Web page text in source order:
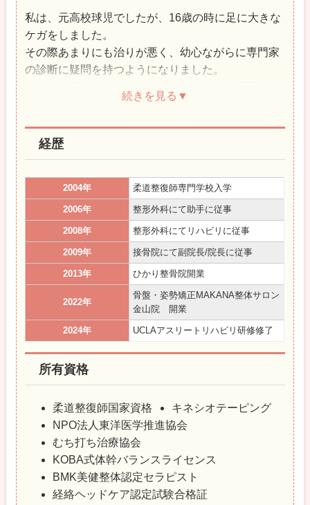
私は、元高校球児でしたが、16歳の時に足に大きな
ケガをしました。
その際あまりにも治りが悪く、幼心ながらに専門家
の診断に疑問を持つようになりました。
その疑問が解消できないことから、私は自身で身体
のことを学ぼう・治せるようになろうと この業界へ
10代の頃飛び込むことにしました。
20代前半は、有名整形外科にてスパルタ指導を受
け、 その後も整形外科や接骨院にて手技向上のため
修行の毎日を過ごしました。
治療経験が10年あまりたった頃、やがてこの仕事を
天職と思うようになり、 多くの方に信頼してもらえ
る整骨院を自分で持ちたいと、「ひかり整骨院」を
開院することにしたのです。
これまで多くのお客様にご来院いただきましたが、
施術の効果を実感していただき、辛そうだった表情
がパッと明るくなるのを見るのが、やりがいです。
『お客様に最高の施術がしたい。』
そんな思いで施術を行っております。
私が10代の頃に感じたような、診断に疑問を感じる
ようなことは 当院ではありません。
お身体の状態、施術に関してしっかりお話しさせて
いただいています。
経歴
2004年 柔道整復師専門学校入学
2006年 整形外科にて助手に従事
2008年 整形外科にてリハビリに従事
2009年 接骨院にて副院長/院長に従事
2013年 ひかり整骨院開業
2022年
骨盤・姿勢矯正MAKANA整体サロン
金山院 開業
2024年 UCLAアスリートリハビリ研修修了
所有資格
柔道整復師国家資格
キネシオテーピング
NPO法人東洋医学推進協会
むち打ち治療協会
KOBA式体幹バランスライセンス
BMK美健整体認定セラピスト
経絡ヘッドケア認定試験合格証